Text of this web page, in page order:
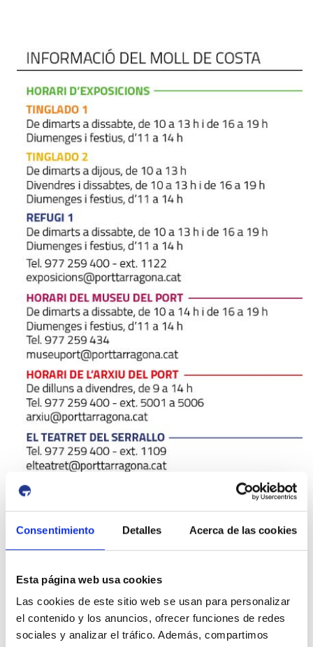
Consentimiento Detalles Acerca de las cookies
Esta página web usa cookies
Las cookies de este sitio web se usan para personalizar
el contenido y los anuncios, ofrecer funciones de redes
sociales y analizar el tráfico. Además, compartimos
id:3906
Previous Event
Next Event